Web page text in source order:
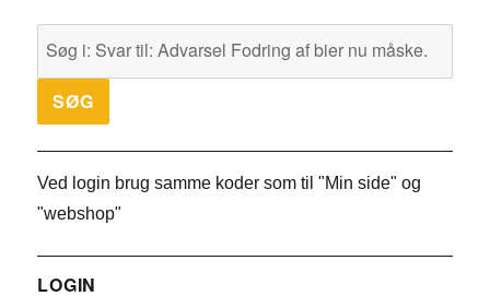
Ved login brug samme koder som til "Min side" og
"webshop"
LOGIN